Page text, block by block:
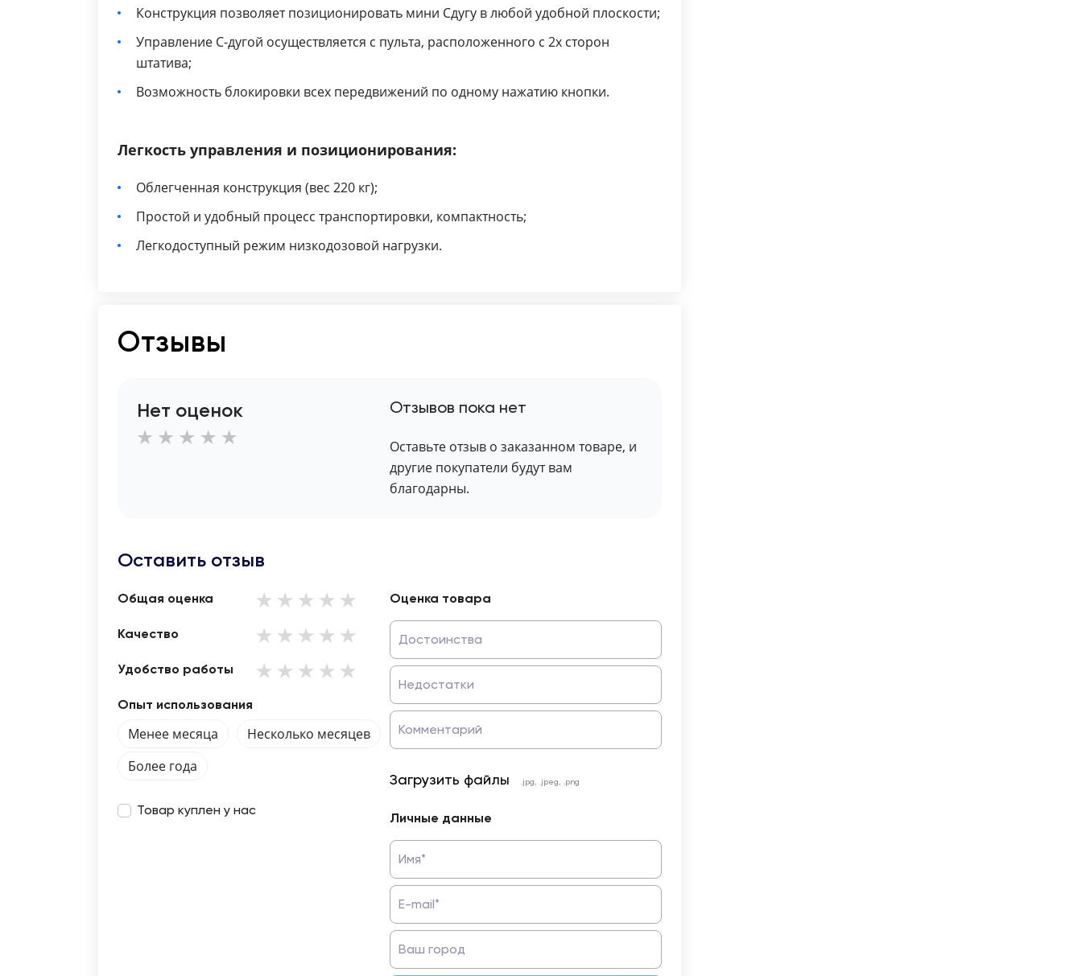
Конструкция позволяет позиционировать мини С­дугу в любой удобной плоскости;
Управление С-дугой осуществляется с пульта, расположенного с 2­х сторон
штатива;
Возможность блокировки всех передвижений по одному нажатию кнопки.
Легкость управления и позиционирования:
Облегченная конструкция (вес 220 кг);
Простой и удобный процесс транспортировки, компактность;
Легкодоступный режим низкодозовой нагрузки.
Отзывы
Нет оценок Отзывов пока нет
Оставьте отзыв о заказанном товаре, и
другие покупатели будут вам
благодарны.
Оставить отзыв
Общая оценка
Качество
Удобство работы
Опыт использования
Менее месяца
Несколько месяцев
Более года
Товар куплен у нас
Оценка товара
Достоинства
Недостатки
Комментарий
Загрузить файлы .jpg, .jpeg, .png
Личные данные
Имя*
E-mail*
Ваш город